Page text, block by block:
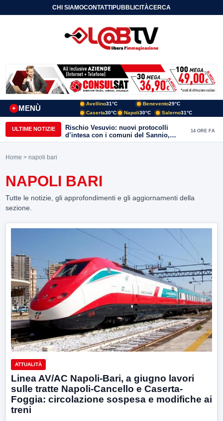
CHI SIAMOCONTATTIPUBBLICITÀCERCA
MENÙ
+
Avellino31°C Benevento29°C
Caserta30°C Napoli30°C Salerno31°C
ULTIME NOTIZIE
Rischio Vesuvio: nuovi protocolli
d’intesa con i comuni del Sannio,
firmato il protocollo con Arpaise
14 ORE FA
Home > napoli bari
NAPOLI BARI
Tutte le notizie, gli approfondimenti e gli aggiornamenti della
sezione.
ATTUALITÀ
Linea AV/AC Napoli-Bari, a giugno lavori
sulle tratte Napoli-Cancello e Caserta-
Foggia: circolazione sospesa e modifiche ai
treni